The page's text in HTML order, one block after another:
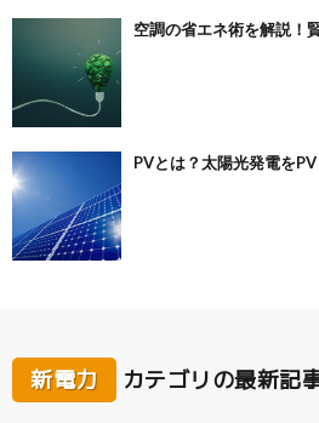
空調の省エネ術を解説！
PVとは？太陽光発電を
新電力 カテゴリの最新記